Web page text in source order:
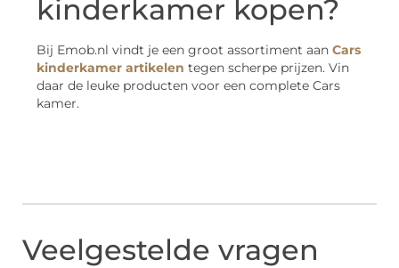
kinderkamer kopen?
Bij Emob.nl vindt je een groot assortiment aan Cars
kinderkamer artikelen tegen scherpe prijzen. Vin
daar de leuke producten voor een complete Cars
kamer.
Veelgestelde vragen